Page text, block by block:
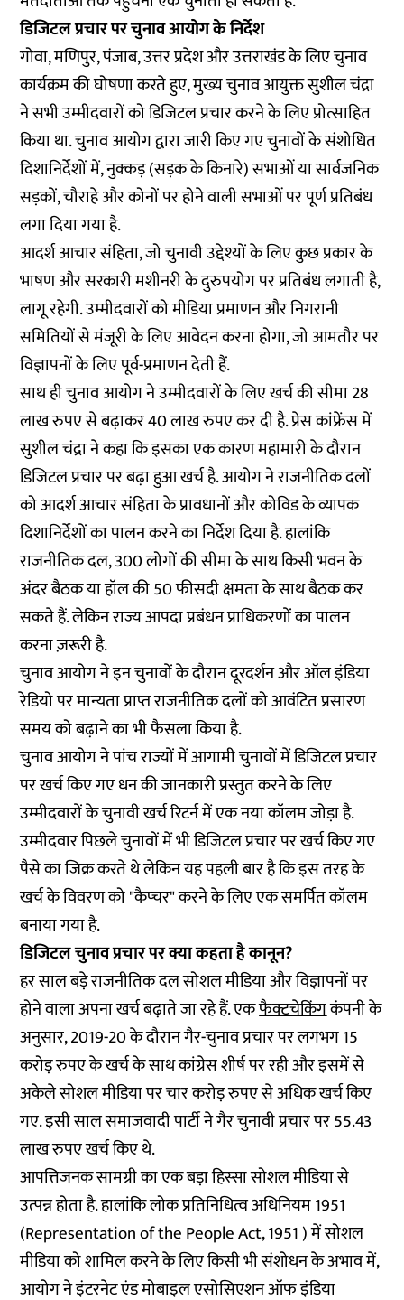
डिजिटल प्रचार पर चुनाव आयोग के निर्देश
गोवा, मणिपुर, पंजाब, उत्तर प्रदेश और उत्तराखंड के लिए चुनाव
कार्यक्रम की घोषणा करते हुए, मुख्य चुनाव आयुक्त सुशील चंद्रा
ने सभी उम्मीदवारों को डिजिटल प्रचार करने के लिए प्रोत्साहित
किया था. चुनाव आयोग द्वारा जारी किए गए चुनावों के संशोधित
दिशानिर्देशों में, नुक्कड़ (सड़क के किनारे) सभाओं या सार्वजनिक
सड़कों, चौराहे और कोनों पर होने वाली सभाओं पर पूर्ण प्रतिबंध
लगा दिया गया है.
आदर्श आचार संहिता, जो चुनावी उद्देश्यों के लिए कुछ प्रकार के
भाषण और सरकारी मशीनरी के दुरुपयोग पर प्रतिबंध लगाती है,
लागू रहेगी. उम्मीदवारों को मीडिया प्रमाणन और निगरानी
समितियों से मंजूरी के लिए आवेदन करना होगा, जो आमतौर पर
विज्ञापनों के लिए पूर्व-प्रमाणन देती हैं.
साथ ही चुनाव आयोग ने उम्मीदवारों के लिए खर्च की सीमा 28
लाख रुपए से बढ़ाकर 40 लाख रुपए कर दी है. प्रेस कांफ्रेंस में
सुशील चंद्रा ने कहा कि इसका एक कारण महामारी के दौरान
डिजिटल प्रचार पर बढ़ा हुआ खर्च है. आयोग ने राजनीतिक दलों
को आदर्श आचार संहिता के प्रावधानों और कोविड के व्यापक
दिशानिर्देशों का पालन करने का निर्देश दिया है. हालांकि
राजनीतिक दल, 300 लोगों की सीमा के साथ किसी भवन के
अंदर बैठक या हॉल की 50 फीसदी क्षमता के साथ बैठक कर
सकते हैं. लेकिन राज्य आपदा प्रबंधन प्राधिकरणों का पालन
करना ज़रूरी है.
चुनाव आयोग ने इन चुनावों के दौरान दूरदर्शन और ऑल इंडिया
रेडियो पर मान्यता प्राप्त राजनीतिक दलों को आवंटित प्रसारण
समय को बढ़ाने का भी फैसला किया है.
चुनाव आयोग ने पांच राज्यों में आगामी चुनावों में डिजिटल प्रचार
पर खर्च किए गए धन की जानकारी प्रस्तुत करने के लिए
उम्मीदवारों के चुनावी खर्च रिटर्न में एक नया कॉलम जोड़ा है.
उम्मीदवार पिछले चुनावों में भी डिजिटल प्रचार पर खर्च किए गए
पैसे का जिक्र करते थे लेकिन यह पहली बार है कि इस तरह के
खर्च के विवरण को "कैप्चर" करने के लिए एक समर्पित कॉलम
बनाया गया है.
डिजिटल चुनाव प्रचार पर क्या कहता है कानून?
हर साल बड़े राजनीतिक दल सोशल मीडिया और विज्ञापनों पर
होने वाला अपना खर्च बढ़ाते जा रहे हैं. एकफैक्टचेकिंगकंपनी के
अनुसार, 2019-20 के दौरान गैर-चुनाव प्रचार पर लगभग 15
करोड़ रुपए के खर्च के साथ कांग्रेस शीर्ष पर रही और इसमें से
अकेले सोशल मीडिया पर चार करोड़ रुपए से अधिक खर्च किए
गए. इसी साल समाजवादी पार्टी ने गैर चुनावी प्रचार पर 55.43
लाख रुपए खर्च किए थे.
आपत्तिजनक सामग्री का एक बड़ा हिस्सा सोशल मीडिया से
उत्पन्न होता है. हालांकि लोक प्रतिनिधित्व अधिनियम 1951
(Representation of the People Act, 1951 ) में सोशल
मीडिया को शामिल करने के लिए किसी भी संशोधन के अभाव में,
आयोग ने इंटरनेट एंड मोबाइल एसोसिएशन ऑफ इंडिया